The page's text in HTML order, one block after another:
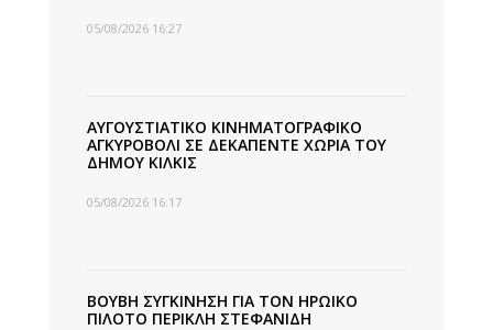
05/08/2026 16:27
ΑΥΓΟΥΣΤΙΑΤΙΚΟ ΚΙΝΗΜΑΤΟΓΡΑΦΙΚΟ
ΑΓΚΥΡΟΒΟΛΙ ΣΕ ΔΕΚΑΠΕΝΤΕ ΧΩΡΙΑ ΤΟΥ
ΔΗΜΟΥ ΚΙΛΚΙΣ
05/08/2026 16:17
ΒΟΥΒΗ ΣΥΓΚΙΝΗΣΗ ΓΙΑ ΤΟΝ ΗΡΩΙΚΟ
ΠΙΛΟΤΟ ΠΕΡΙΚΛΗ ΣΤΕΦΑΝΙΔΗ